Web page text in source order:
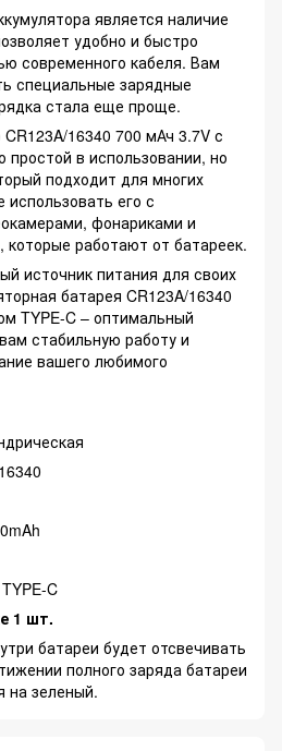
является наличие
удобно и быстро
современного кабеля. Вам
специальные зарядные
стала еще проще.
16340 700 мАч 3.7V с
простой в использовании, но
подходит для многих
его с
фонариками и
которые работают от батареек.
источник питания для своих
батарея CR123A/16340
TYPE-C – оптимальный
стабильную работу и
вашего любимого
C
1 шт.
батареи будет отсвечивать
полного заряда батареи
на зеленый.